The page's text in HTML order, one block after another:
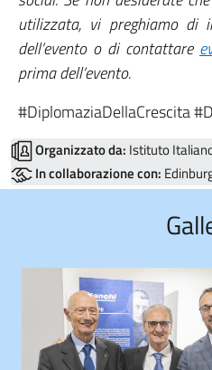
utilizzata, vi preghiamo di
dell’evento o di contattare
prima dell’evento.
#DiplomaziaDellaCrescita
Organizzato da: Istituto
In collaborazione con: